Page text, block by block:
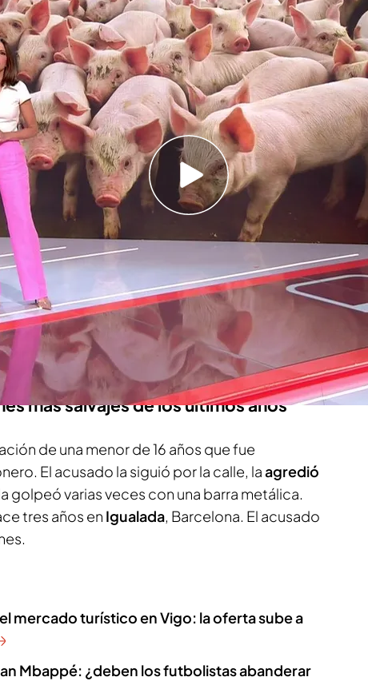
tras las declaraciones de Kylian Mbappé
de las violaciones más salvajes de los últimos
jamón español con una investigación por
las declaraciones de Kylian Mbappé
declaraciones del portero,Unai Simon
, en las
hablar de temas deportivos. No es la primera
van de la mano. Repasamos los otros
Kylian
más salvajes de los últimos años
de una menor de 16 años que fue
El acusado la siguió por la calle, laagredió
golpeó varias veces con una barra metálica.
tres años en Igualada, Barcelona. El acusado
mercado turístico en Vigo: la oferta sube a
Mbappé: ¿deben los futbolistas abanderar